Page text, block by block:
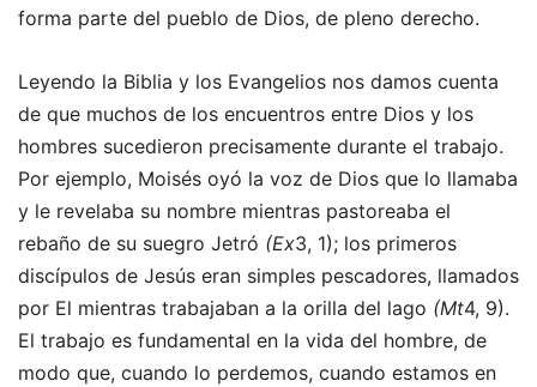
forma parte del pueblo de Dios, de pleno derecho.
Leyendo la Biblia y los Evangelios nos damos cuenta
de que muchos de los encuentros entre Dios y los
hombres sucedieron precisamente durante el trabajo.
Por ejemplo, Moisés oyó la voz de Dios que lo llamaba
y le revelaba su nombre mientras pastoreaba el
rebaño de su suegro Jetró (Ex3, 1); los primeros
discípulos de Jesús eran simples pescadores, llamados
por El mientras trabajaban a la orilla del lago (Mt4, 9).
El trabajo es fundamental en la vida del hombre, de
modo que, cuando lo perdemos, cuando estamos en